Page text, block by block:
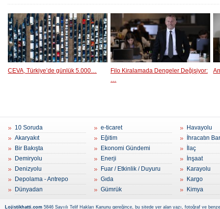
CEVA, Türkiye’de günlük 5.000…
Filo Kiralamada Dengeler Değişiyor:
…
10 Soruda
Akaryakıt
Bir Bakışta
Demiryolu
Denizyolu
Depolama - Antrepo
Dünyadan
e-ticaret
Eğitim
Ekonomi Gündemi
Enerji
Fuar / Etkinlik / Duyuru
Gıda
Gümrük
Havayolu
İhracatın
İlaç
İnşaat
Karayolu
Kargo
Kimya
Lojistikhatti.com 5846 Sayıılı Telif Hakları Kanunu gereğince, bu sitede yer alan yazı, fotoğraf ve